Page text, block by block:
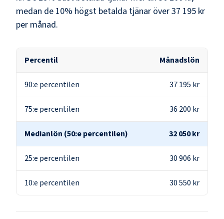
medan de 10% högst betalda tjänar över37 195 kr
per månad.
Percentil Månadslön
90:e percentilen 37 195 kr
75:e percentilen 36 200 kr
Medianlön (50:e percentilen) 32 050 kr
25:e percentilen 30 906 kr
10:e percentilen 30 550 kr